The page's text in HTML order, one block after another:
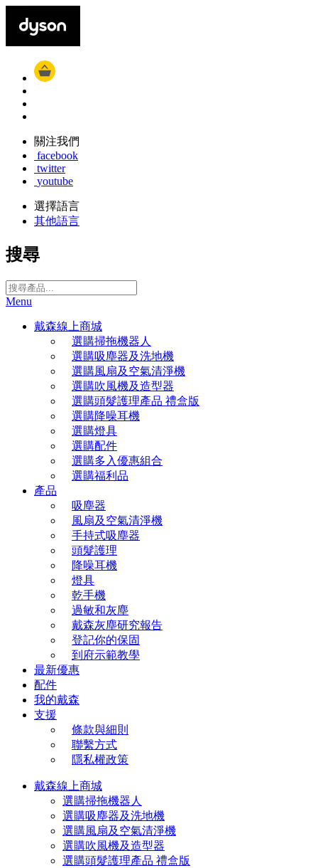
關注我們
facebook
twitter
youtube
選擇語言
其他語言
搜尋
Menu
戴森線上商城
選購掃拖機器人
選購吸塵器及洗地機
選購風扇及空氣清淨機
選購吹風機及造型器
選購頭髮護理產品 禮盒版
選購降噪耳機
選購燈具
選購配件
選購多入優惠組合
選購福利品
產品
吸塵器
風扇及空氣清淨機
手持式吸塵器
頭髮護理
降噪耳機
燈具
乾手機
過敏和灰塵
戴森灰塵研究報告
登記你的保固
到府示範教學
最新優惠
配件
我的戴森
支援
條款與細則
聯繫方式
隱私權政策
戴森線上商城
選購掃拖機器人
選購吸塵器及洗地機
選購風扇及空氣清淨機
選購吹風機及造型器
選購頭髮護理產品 禮盒版